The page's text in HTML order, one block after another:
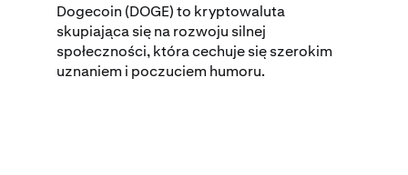
Dogecoin (DOGE) to kryptowaluta
skupiająca się na rozwoju silnej
społeczności, która cechuje się szerokim
uznaniem i poczuciem humoru.